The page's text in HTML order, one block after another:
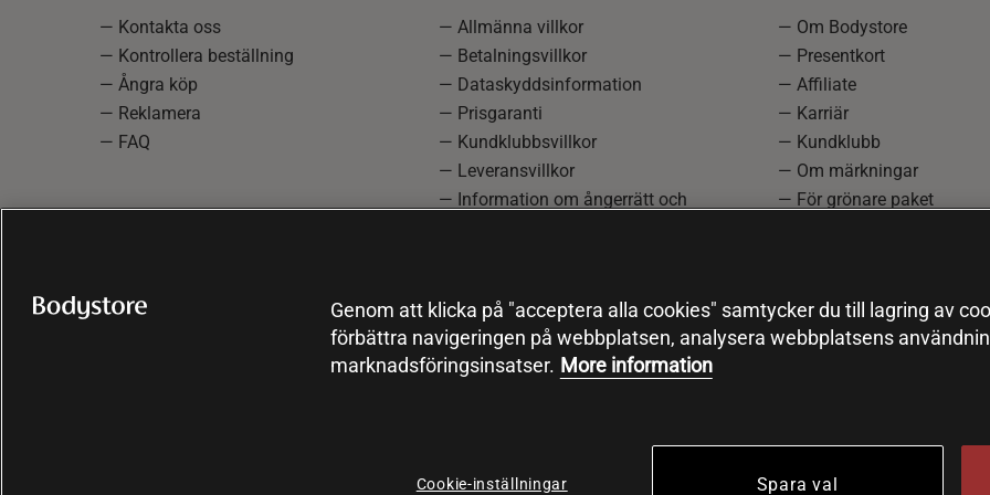
— Kontakta oss
— Kontrollera beställning
— Ångra köp
— Reklamera
— FAQ
— Allmänna villkor
— Betalningsvillkor
— Dataskyddsinformation
— Prisgaranti
— Kundklubbsvillkor
— Leveransvillkor
— Information om ångerrätt och
— Om Bodystore
— Presentkort
— Affiliate
— Karriär
— Kundklubb
— Om märkningar
— För grönare paket
Genom att klicka på "acceptera alla cookies" samtycker du till lagring av
förbättra navigeringen på webbplatsen, analysera webbplatsens
marknadsföringsinsatser. More information
Cookie-inställningar Spara val